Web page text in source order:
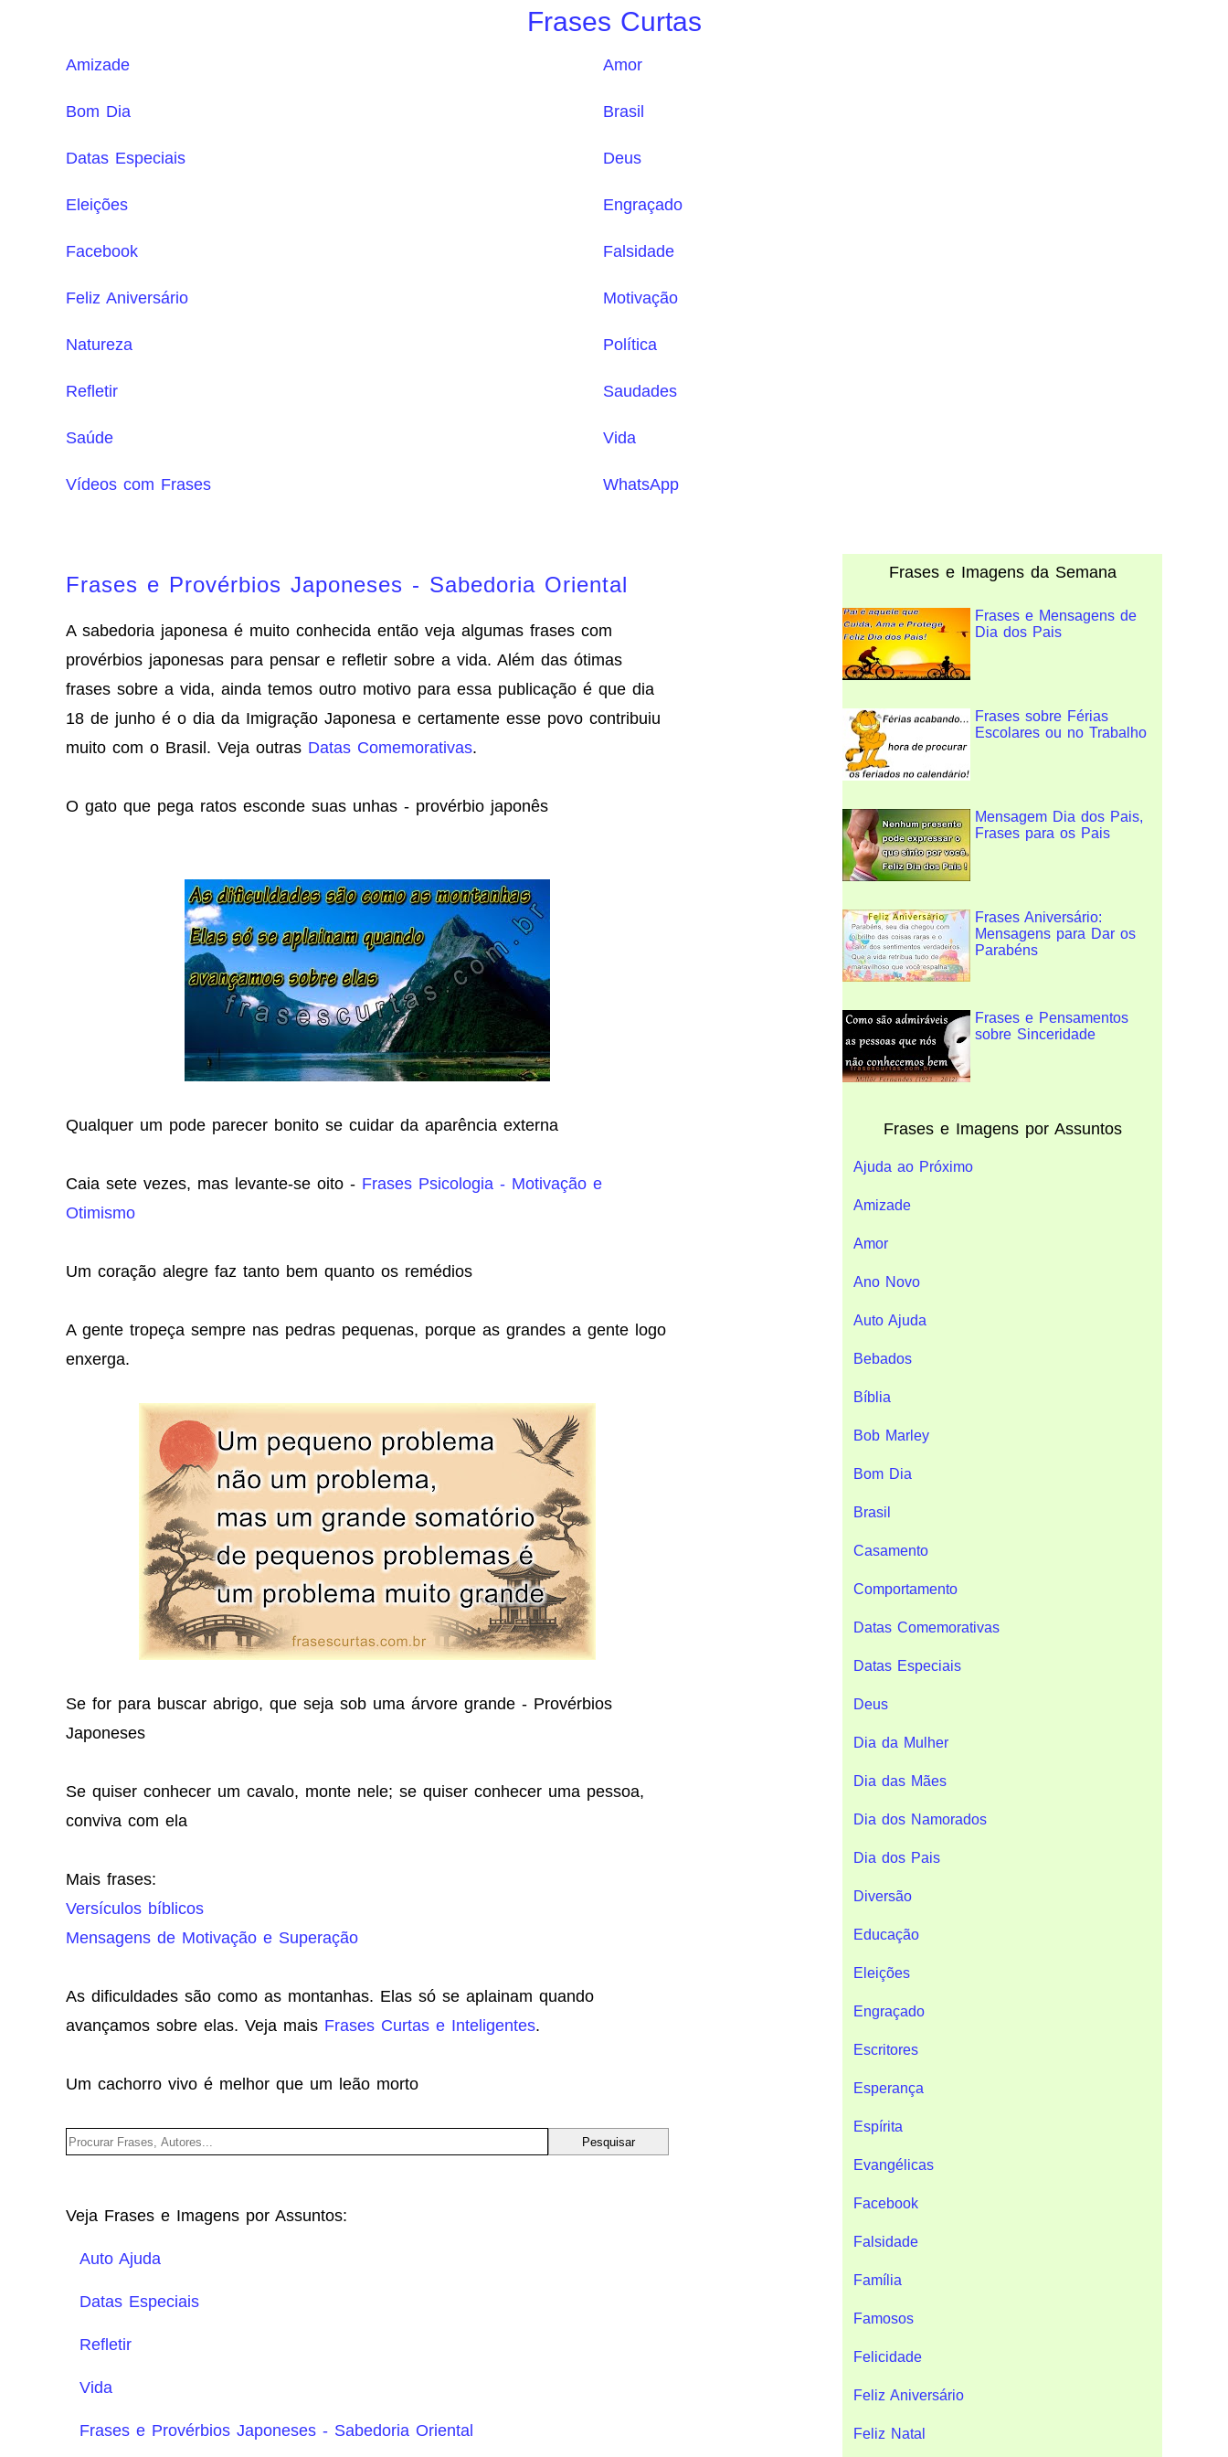
Frases Curtas
Amizade Amor
Bom Dia Brasil
Datas Especiais Deus
Eleições Engraçado
Facebook Falsidade
Feliz Aniversário Motivação
Natureza Política
Refletir Saudades
Saúde Vida
Vídeos com Frases WhatsApp
Frases e Provérbios Japoneses - Sabedoria Oriental
A sabedoria japonesa é muito conhecida então veja algumas frases com
provérbios japonesas para pensar e refletir sobre a vida. Além das ótimas
frases sobre a vida, ainda temos outro motivo para essa publicação é que dia
18 de junho é o dia da Imigração Japonesa e certamente esse povo contribuiu
muito com o Brasil. Veja outras Datas Comemorativas.
O gato que pega ratos esconde suas unhas - provérbio japonês
Qualquer um pode parecer bonito se cuidar da aparência externa
Caia sete vezes, mas levante-se oito - Frases Psicologia - Motivação e
Otimismo
Um coração alegre faz tanto bem quanto os remédios
A gente tropeça sempre nas pedras pequenas, porque as grandes a gente logo
enxerga.
Se for para buscar abrigo, que seja sob uma árvore grande - Provérbios
Japoneses
Se quiser conhecer um cavalo, monte nele; se quiser conhecer uma pessoa,
conviva com ela
Mais frases:
Versículos bíblicos
Mensagens de Motivação e Superação
As dificuldades são como as montanhas. Elas só se aplainam quando
avançamos sobre elas. Veja mais Frases Curtas e Inteligentes.
Um cachorro vivo é melhor que um leão morto
Veja Frases e Imagens por Assuntos:
Auto Ajuda
Datas Especiais
Refletir
Vida
Frases e Provérbios Japoneses - Sabedoria Oriental
Frases e Imagens da Semana
Frases e Mensagens de
Dia dos Pais
Frases sobre Férias
Escolares ou no Trabalho
Mensagem Dia dos Pais,
Frases para os Pais
Frases Aniversário:
Mensagens para Dar os
Parabéns
Frases e Pensamentos
sobre Sinceridade
Frases e Imagens por Assuntos
Ajuda ao Próximo
Amizade
Amor
Ano Novo
Auto Ajuda
Bebados
Bíblia
Bob Marley
Bom Dia
Brasil
Casamento
Comportamento
Datas Comemorativas
Datas Especiais
Deus
Dia da Mulher
Dia das Mães
Dia dos Namorados
Dia dos Pais
Diversão
Educação
Eleições
Engraçado
Escritores
Esperança
Espírita
Evangélicas
Facebook
Falsidade
Família
Famosos
Felicidade
Feliz Aniversário
Feliz Natal